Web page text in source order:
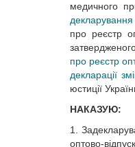
медичного
про реєстр
про реєстр
декларації
юстиції
НАКАЗУЮ:
1.
оптово-